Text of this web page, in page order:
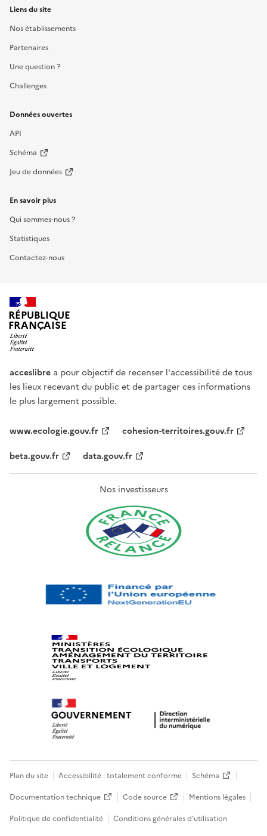
Liens du site
Nos établissements
Partenaires
Une question ?
Challenges
Données ouvertes
API
Schéma
Jeu de données
En savoir plus
Qui sommes-nous ?
Statistiques
Contactez-nous
RÉPUBLIQUE
FRANÇAISE
acceslibre a pour objectif de recenser l'accessibilité de tous
les lieux recevant du public et de partager ces informations
le plus largement possible.
www.ecologie.gouv.fr
cohesion-territoires.gouv.fr
beta.gouv.fr
data.gouv.fr
Nos investisseurs
Plan du site Accessibilité : totalement conforme
Schéma
Documentation technique
Code source
Mentions légales
Politique de confidentialité
Conditions générales d’utilisation